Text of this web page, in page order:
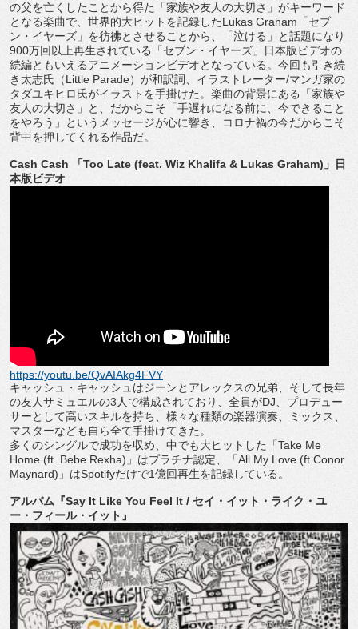
の父を亡くしたことから得た「家族や友人の大切さ」がキーワード
となる楽曲で、 世界的大ヒットを記録したLukas Graham 「セブ
ン・イヤーズ」を彷彿とさせることから、「泣ける」と話題になり
900万回以上再生されている「セブン・ イヤーズ」
日本版ビデオの
続編ともいえるアニメーションビデオとなっている 。今回も引き続
き太志氏（Little Parade）が和訳詞、イラストレーター/マンガ家の
タダユキヒロ氏がイラストを手掛けた。楽曲の背景にある「家族や
友人の大切さ」と、だからこそ「手遅れになる前に、 今できること
をやろう」というメッセージが心に響き、
コロナ禍の今だからこそ
背中を押してくれる作品だ。
Cash Cash 「Too Late (feat. Wiz Khalifa & Lukas Graham) 」日
本版ビデオ
https://youtu.be/QvAIAkg4FVY
キャッシュ・キャッシュはジーンとアレックスの兄弟、 そして長年
の友人サミュエルの3 人で構成されており、全員がDJ 、プロデュー
サーとして高いスキルを持ち、 様々な種類の楽器演奏、ミックス、
マスターなども自ら全て手掛けてきた。
多くのシングルで成功を収め、中でも大ヒットした「Take Me
Home (ft. Bebe Rexha) 」はプラチナ認定、「All My Love (ft.Conor
Maynard) 」はSpotifyだけで1億回再生を記録している。
アルバム『Say It Like You Feel It / セイ・イット・ライク・ユ
ー・フィール・イット』